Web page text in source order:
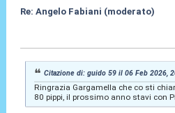
Re: Angelo Fabiani (moderato)
Citazione di: guido 59 il 06 Feb 2026,
Ringrazia Gargamella che co sti
80 pippi, il prossimo anno stavi con